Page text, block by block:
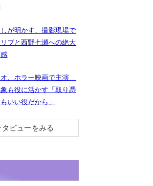
が明かす、撮影現場で
ブと西野七瀬への絶大
、ホラー映画で主演
も役に活かす「取り憑
いい役だから」
ビューをみる